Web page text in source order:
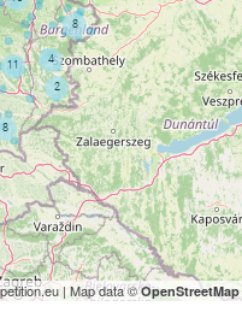
| Map data ©OpenStreetMap